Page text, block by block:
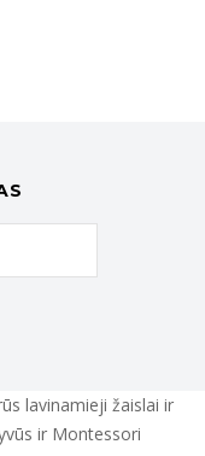
lavinamieji žaislai ir
ir Montessori